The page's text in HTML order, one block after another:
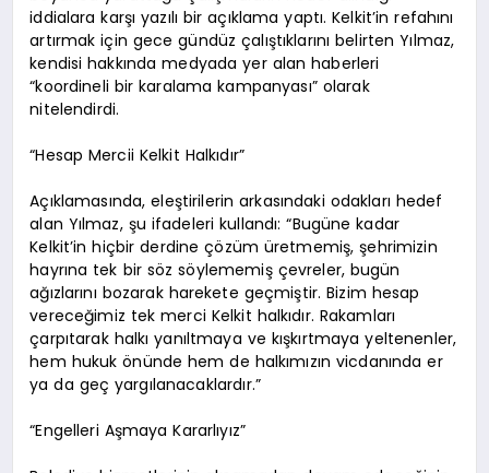
iddialara karşı yazılı bir açıklama yaptı. Kelkit’in refahını
artırmak için gece gündüz çalıştıklarını belirten Yılmaz,
kendisi hakkında medyada yer alan haberleri
“koordineli bir karalama kampanyası” olarak
nitelendirdi.
“Hesap Mercii Kelkit Halkıdır”
Açıklamasında, eleştirilerin arkasındaki odakları hedef
alan Yılmaz, şu ifadeleri kullandı: “Bugüne kadar
Kelkit’in hiçbir derdine çözüm üretmemiş, şehrimizin
hayrına tek bir söz söylememiş çevreler, bugün
ağızlarını bozarak harekete geçmiştir. Bizim hesap
vereceğimiz tek merci Kelkit halkıdır. Rakamları
çarpıtarak halkı yanıltmaya ve kışkırtmaya yeltenenler,
hem hukuk önünde hem de halkımızın vicdanında er
ya da geç yargılanacaklardır.”
“Engelleri Aşmaya Kararlıyız”